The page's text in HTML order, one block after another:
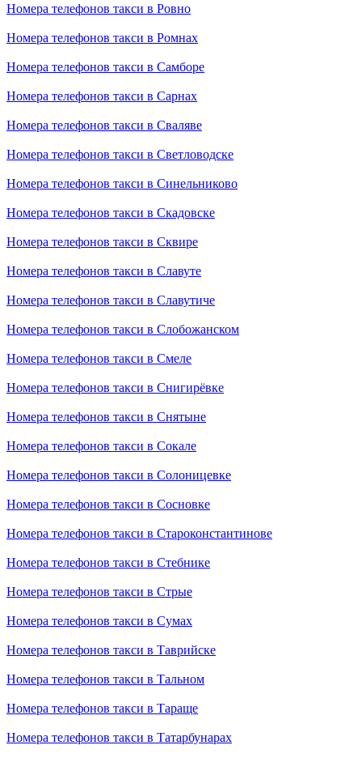
Номера телефонов такси в Ровно
Номера телефонов такси в Ромнах
Номера телефонов такси в Самборе
Номера телефонов такси в Сарнах
Номера телефонов такси в Сваляве
Номера телефонов такси в Светловодске
Номера телефонов такси в Синельниково
Номера телефонов такси в Скадовске
Номера телефонов такси в Сквире
Номера телефонов такси в Славуте
Номера телефонов такси в Славутиче
Номера телефонов такси в Слобожанском
Номера телефонов такси в Смеле
Номера телефонов такси в Снигирёвке
Номера телефонов такси в Снятыне
Номера телефонов такси в Сокале
Номера телефонов такси в Солоницевке
Номера телефонов такси в Сосновке
Номера телефонов такси в Староконстантинове
Номера телефонов такси в Стебнике
Номера телефонов такси в Стрые
Номера телефонов такси в Сумах
Номера телефонов такси в Таврийске
Номера телефонов такси в Тальном
Номера телефонов такси в Тараще
Номера телефонов такси в Татарбунарах